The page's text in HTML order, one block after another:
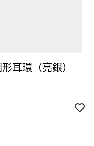
耳環（亮銀）